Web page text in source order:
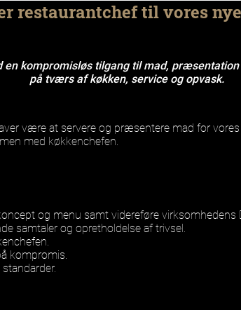
restaurantchef til vores
kompromisløs tilgang til mad,
på tværs af køkken, service og opvask.
være at servere og præsentere mad for
med køkkenchefen.
og menu samt videreføre virksomhedens
samtaler og opretholdelse af trivsel.
kompromis.